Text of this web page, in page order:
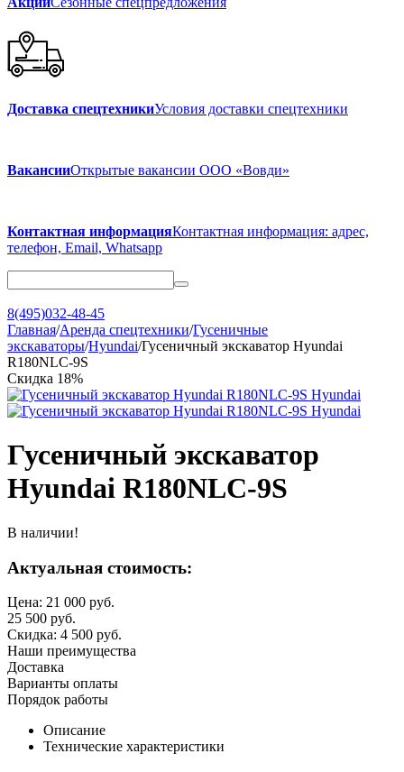
Доставка спецтехникиУсловия доставки спецтехники
ВакансииОткрытые вакансии ООО «Вовди»
Контактная информацияКонтактная информация: адрес,
телефон, Email, Whatsapp
8(495)032-48-45
Главная/Аренда спецтехники/Гусеничные
экскаваторы/Hyundai/Гусеничный экскаватор Hyundai
R180NLC-9S
Скидка 18%
Гусеничный экскаватор
Hyundai R180NLC-9S
В наличии!
Актуальная стоимость:
Цена: 21 000 руб.
25 500 руб.
Скидка: 4 500 руб.
Наши преимущества
Доставка
Варианты оплаты
Порядок работы
Описание
Технические характеристики